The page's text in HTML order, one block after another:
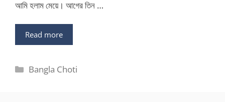
আমি হলাম মেয়ে। আগের তিন …
Read more
Categories
Bangla Choti